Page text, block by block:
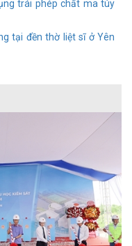
trái phép chất ma túy
tại đền thờ liệt sĩ ở Yên